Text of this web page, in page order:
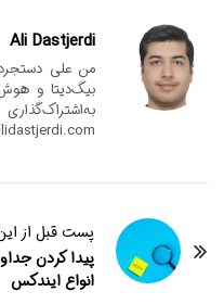
Ali Dastjerdi
بیگ‌دیتا و
✦
پست قبل از
انواع ایندکس